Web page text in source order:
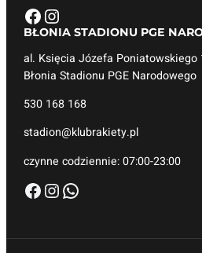
Facebook Instagram
BŁONIA STADIONU PGE
al. Księcia Józefa Poniatowskiego
Błonia Stadionu PGE Narodowego
530 168 168
stadion@klubrakiety.pl
czynne codziennie: 07:00-23:00
Facebook InstagramWhatsApp